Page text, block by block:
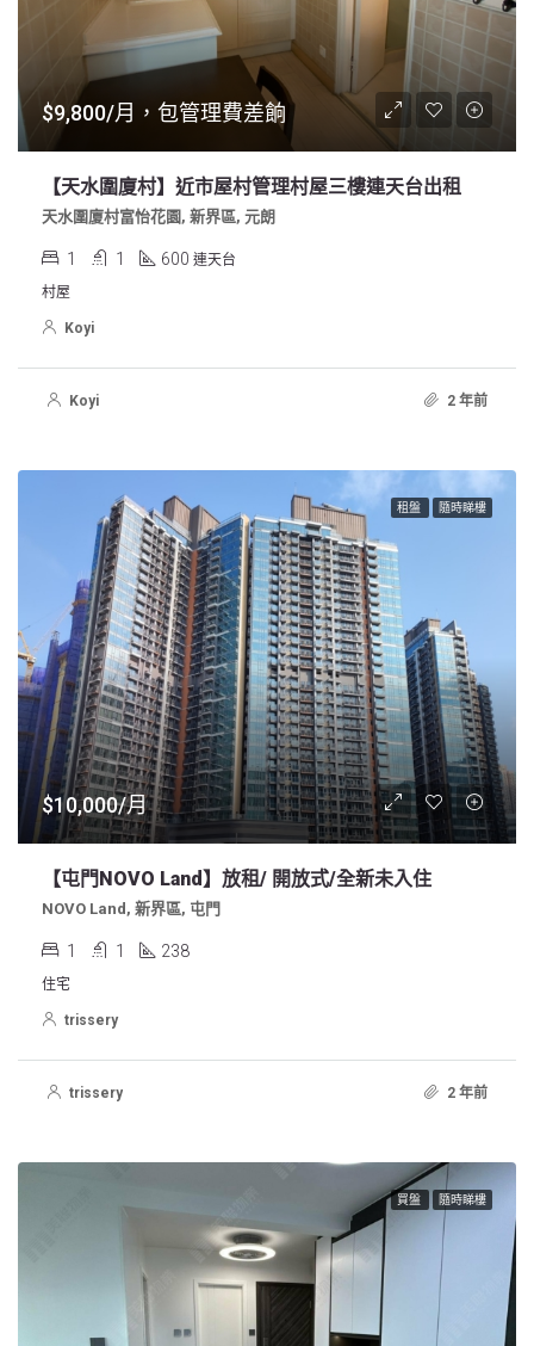
$9,800/月，包管理費差餉
【天水圍廈村】近市屋村管理村屋三樓連天台出租
天水圍廈村富怡花園, 新界區, 元朗
1 1 600 連天台
村屋
Koyi
Koyi 2 年前
租盤 隨時睇樓
$10,000/月
【屯門NOVO Land】放租/ 開放式/全新未入住
NOVO Land, 新界區, 屯門
1 1 238
住宅
trissery
trissery 2 年前
買盤 隨時睇樓